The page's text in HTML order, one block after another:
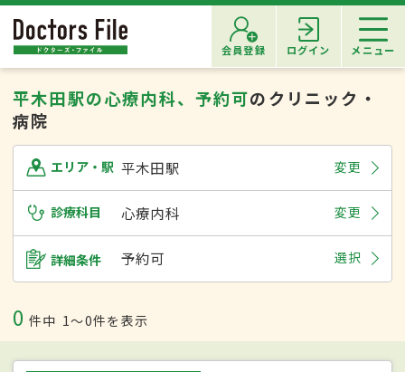
会員登録 ログイン メニュー
平木田駅の心療内科、予約可のクリニック・
病院
エリア・駅 平木田駅 変更
診療科目 心療内科 変更
詳細条件 予約可 選択
0 件中 1〜0件を表示